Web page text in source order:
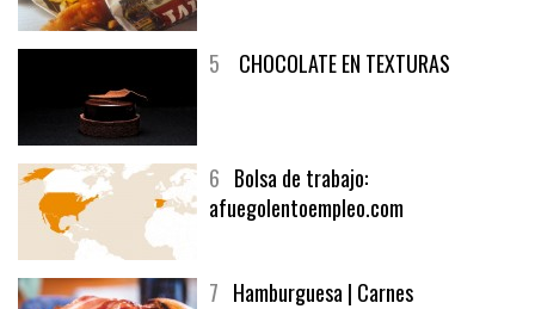
5 CHOCOLATE EN TEXTURAS
6 Bolsa de trabajo:
afuegolentoempleo.com
7 Hamburguesa | Carnes